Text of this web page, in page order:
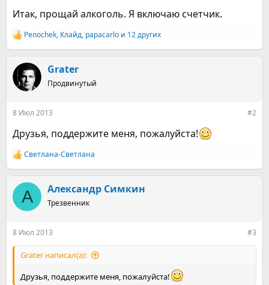
Итак, прощай алкоголь. Я включаю счетчик.
Р
е
к
ц
и
Penochek, Клайд, papacarlo и 12 других
Grater
Продвинутый
8 Июл 2013 #2
Друзья, поддержите меня, пожалуйста!
Р
е
к
ц
и
Светлана-Светлана
А Александр Симкин
Трезвенник
8 Июл 2013 #3
Grater написал(а):
Друзья, поддержите меня, пожалуйста!